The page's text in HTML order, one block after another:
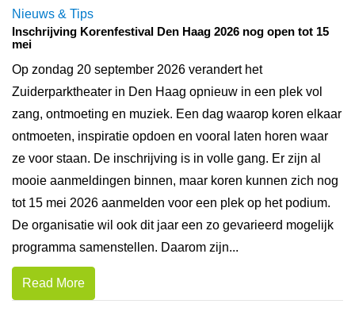
Nieuws & Tips
Inschrijving Korenfestival Den Haag 2026 nog open tot 15
mei
Op zondag 20 september 2026 verandert het
Zuiderparktheater in Den Haag opnieuw in een plek vol
zang, ontmoeting en muziek. Een dag waarop koren elkaar
ontmoeten, inspiratie opdoen en vooral laten horen waar
ze voor staan. De inschrijving is in volle gang. Er zijn al
mooie aanmeldingen binnen, maar koren kunnen zich nog
tot 15 mei 2026 aanmelden voor een plek op het podium.
De organisatie wil ook dit jaar een zo gevarieerd mogelijk
programma samenstellen. Daarom zijn...
Read More